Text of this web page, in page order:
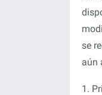
se
aún
1.